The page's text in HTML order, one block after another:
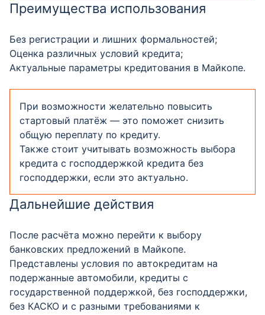
Преимущества использования
Без регистрации и лишних формальностей;
Оценка различных условий кредита;
Актуальные параметры кредитования в Майкопе.
При возможности желательно повысить
стартовый платёж — это поможет снизить
общую переплату по кредиту.
Также стоит учитывать возможность выбора
кредита с господдержкой кредита без
господдержки, если это актуально.
Дальнейшие действия
После расчёта можно перейти к выбору
банковских предложений в Майкопе.
Представлены условия по автокредитам на
подержанные автомобили, кредиты с
государственной поддержкой, без господдержки,
без КАСКО и с разными требованиями к